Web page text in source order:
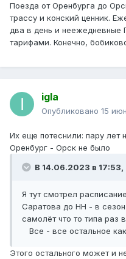
Поезда от Оренбурга до
трассу и конский ценник.
два в день и неежедневные
тарифами. Конечно,
igla
Опубликовано 15
Их еще потеснили: пару лет
Оренбург - Орск не было
В 14.06.2023 в 17:53,
Я тут смотрел
Саратова до НН - в
самолёт что то типа раз
Все - все остальное
Этого остального может и